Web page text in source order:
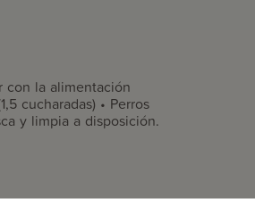
con la alimentación
cucharadas) • Perros
y limpia a disposición.